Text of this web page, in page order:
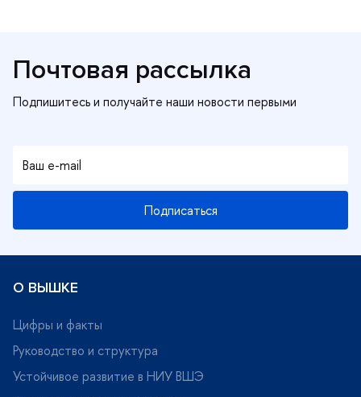
Почтовая рассылка
Подписаться
О ВЫШКЕ
Цифры и факты
Руководство и структура
Устойчивое развитие в НИУ ВШЭ